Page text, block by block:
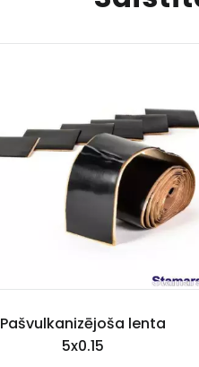
Pašvulkanizējoša lenta
5x0.15